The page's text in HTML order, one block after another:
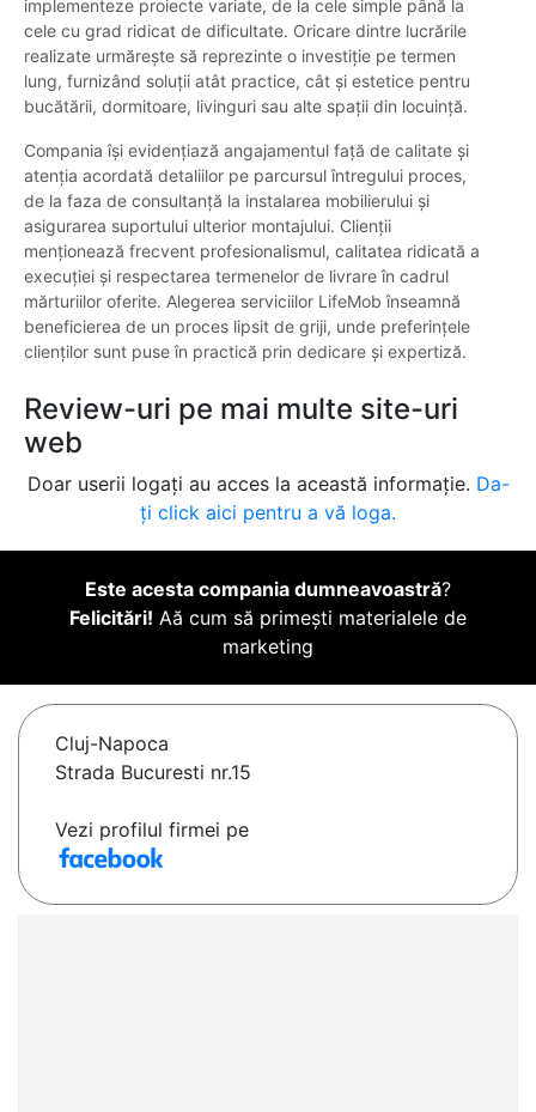
implementeze proiecte variate, de la cele simple până la
cele cu grad ridicat de dificultate. Oricare dintre lucrările
realizate urmărește să reprezinte o investiție pe termen
lung, furnizând soluții atât practice, cât și estetice pentru
bucătării, dormitoare, livinguri sau alte spații din locuință.
Compania îşi evidenţiază angajamentul faţă de calitate și
atenţia acordată detaliilor pe parcursul întregului proces,
de la faza de consultanţă la instalarea mobilierului și
asigurarea suportului ulterior montajului. Clienții
menționează frecvent profesionalismul, calitatea ridicată a
execuţiei și respectarea termenelor de livrare în cadrul
mărturiilor oferite. Alegerea serviciilor LifeMob înseamnă
beneficierea de un proces lipsit de griji, unde preferințele
clienților sunt puse în practică prin dedicare și expertiză.
Review-uri pe mai multe site-uri
web
Doar userii logați au acces la această informație. Da-
ți click aici pentru a vă loga.
Este acesta compania dumneavoastră?
Felicitări! Aă cum să primești materialele de
marketing
Cluj-Napoca
Strada Bucuresti nr.15
Vezi profilul firmei pe